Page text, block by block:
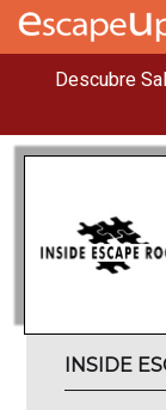
Descubre
INSIDE